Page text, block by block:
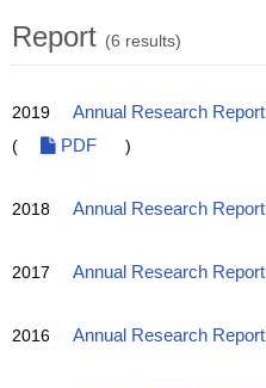
Report (6 results)
2019 Annual Research Report
(
PDF )
2018 Annual Research Report
2017 Annual Research Report
2016 Annual Research Report